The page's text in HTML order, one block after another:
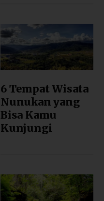
6 Tempat Wisata
Nunukan yang
Bisa Kamu
Kunjungi